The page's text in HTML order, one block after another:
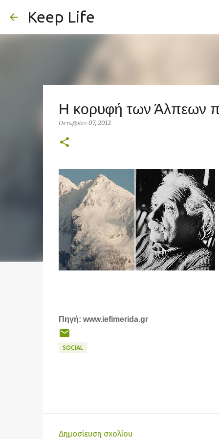
Keep Life
Η κορυφή των Άλπεων
Οκτωβρίου 07, 2012
Πηγή: www.iefimerida.gr
SOCIAL
Δημοσίευση σχολίου